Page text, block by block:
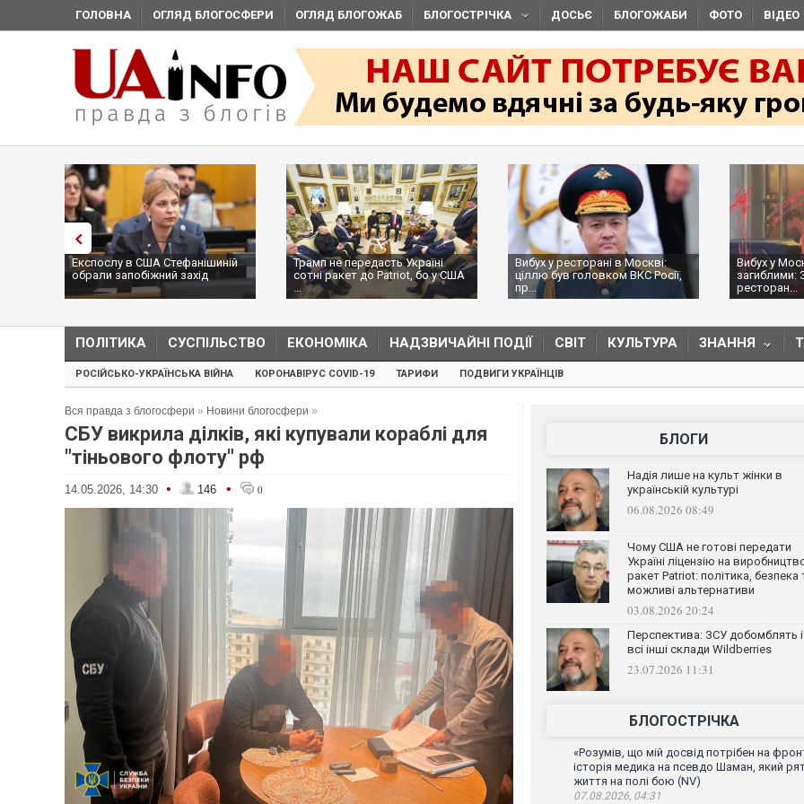
ГОЛОВНА ОГЛЯД БЛОГОСФЕРИ ОГЛЯД БЛОГОЖАБ БЛОГОСТРІЧКА ДОСЬЄ БЛОГОЖАБИ ФОТО ВІДЕО
Експослу в США Стефанішиній
обрали запобіжний захід
Трамп не передасть Україні
сотні ракет до Patriot, бо у США
...
Вибух у ресторані в Москві:
ціллю був головком ВКС Росії,
пр...
Вибух у
загиблими:
ресторан...
ПОЛІТИКА СУСПІЛЬСТВО ЕКОНОМІКА НАДЗВИЧАЙНІ ПОДІЇ СВІТ КУЛЬТУРА ЗНАННЯ
РОСІЙСЬКО-УКРАЇНСЬКА ВІЙНА КОРОНАВІРУС COVID-19 ТАРИФИ ПОДВИГИ УКРАЇНЦІВ
Вся правда з блогосфери » Новини блогосфери »
СБУ викрила ділків, які купували кораблі для
"тіньового флоту" рф
14.05.2026, 14:30 • 146 • 0
БЛОГИ
Надія лише на культ жінки в
українській культурі
06.08.2026 08:49
Чому США не готові передати
Україні ліцензію на
ракет Patriot: політика, безпека
можливі альтернативи
03.08.2026 20:24
Перспектива: ЗСУ добомблять і
всі інші склади Wildberries
23.07.2026 11:31
БЛОГОСТРІЧКА
«Розумів, що мій досвід потрібен на
історія медика на псевдо Шаман, який
життя на полі бою (NV)
07.08.2026, 04:31